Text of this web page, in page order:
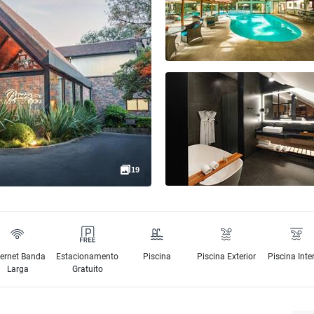
19
Banda
Larga
Estacionamento
Gratuito
Piscina Piscina Exterior Piscina